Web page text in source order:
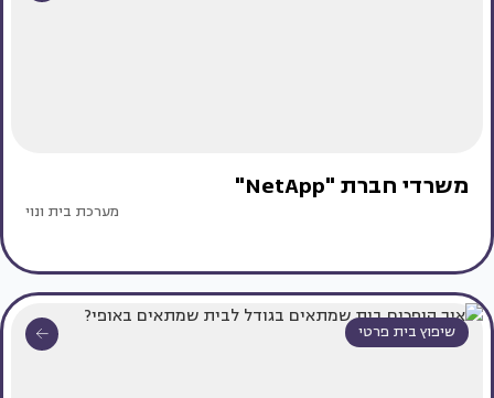
משרדי חברת "NetApp"
מערכת בית ונוי
שיפוץ בית פרטי